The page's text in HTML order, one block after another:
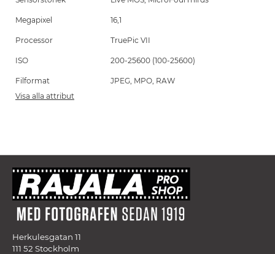
Megapixel 16,1
Processor TruePic VII
ISO 200-25600 (100-25600)
Filformat
JPEG, MPO, RAW
Visa alla attribut
Herkulesgatan 11
111 52 Stockholm